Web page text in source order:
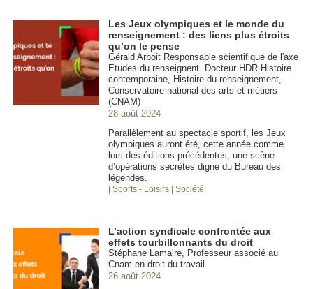
Les Jeux olympiques et le monde du
renseignement : des liens plus étroits
qu’on le pense
Gérald Arboit Responsable scientifique de l'axe
Etudes du renseignent. Docteur HDR Histoire
contemporaine, Histoire du renseignement,
Conservatoire national des arts et métiers
(CNAM)
28 août 2024
Parallèlement au spectacle sportif, les Jeux
olympiques auront été, cette année comme
lors des éditions précédentes, une scène
d’opérations secrètes digne du Bureau des
légendes.
| Sports - Loisirs | Société
L’action syndicale confrontée aux
effets tourbillonnants du droit
Stéphane Lamaire, Professeur associé au
Cnam en droit du travail
26 août 2024